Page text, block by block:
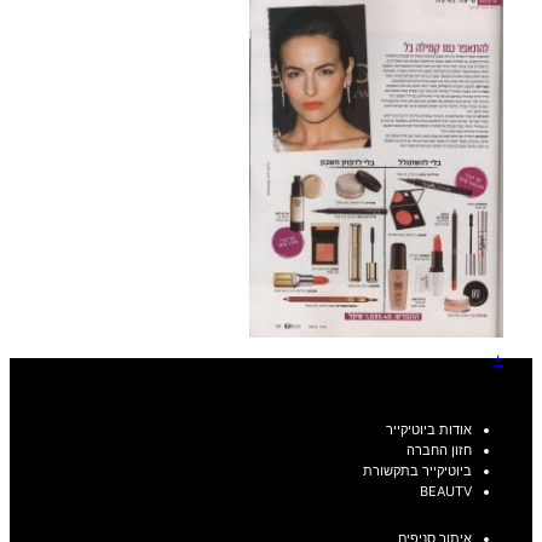
+
אודות ביוטיקייר
חזון החברה
ביוטיקייר בתקשורת
BEAUTV